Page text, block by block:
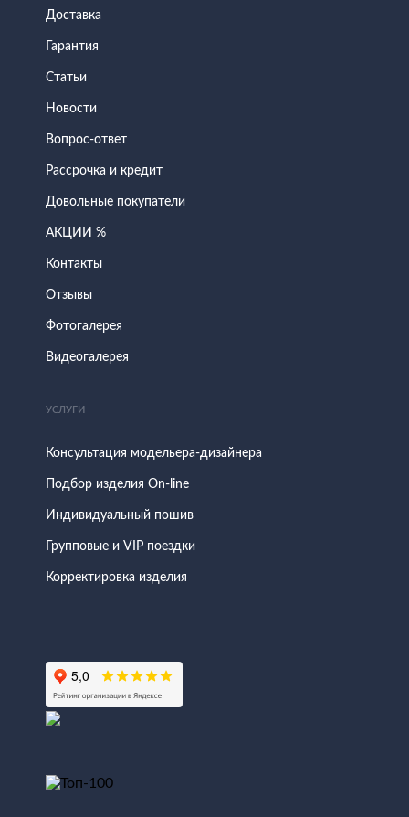
Доставка
Гарантия
Статьи
Новости
Вопрос-ответ
Рассрочка и кредит
Довольные покупатели
АКЦИИ %
Контакты
Отзывы
Фотогалерея
Видеогалерея
УСЛУГИ
Консультация модельера-дизайнера
Подбор изделия On-line
Индивидуальный пошив
Групповые и VIP поездки
Корректировка изделия